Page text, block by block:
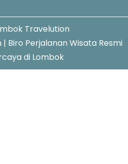
Travelution
Biro Perjalanan Wisata Resmi
di Lombok